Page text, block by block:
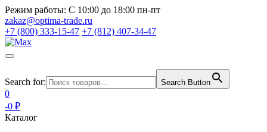
Режим работы: С 10:00 до 18:00 пн-пт
zakaz@optima-trade.ru
+7 (800) 333-15-47 +7 (812) 407-34-47
Search for: Search Button
0
-0 ₽
Каталог